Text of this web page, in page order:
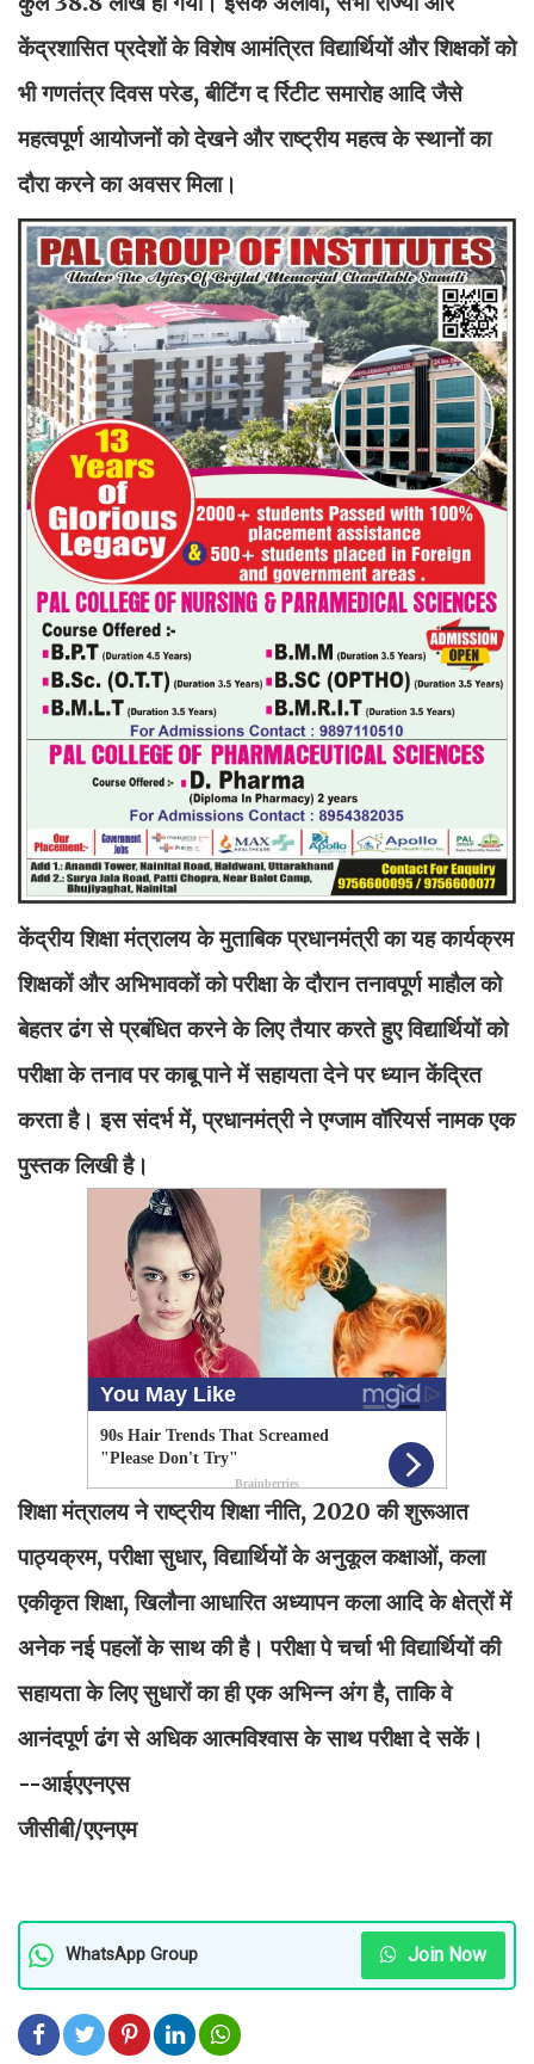
केंद्रशासित प्रदेशों के विशेष आमंत्रित विद्यार्थियों और शिक्षकों को
भी गणतंत्र दिवस परेड, बीटिंग द र्रिटीट समारोह आदि जैसे
महत्वपूर्ण आयोजनों को देखने और राष्ट्रीय महत्व के स्थानों का
दौरा करने का अवसर मिला।
केंद्रीय शिक्षा मंत्रालय के मुताबिक प्रधानमंत्री का यह कार्यक्रम
शिक्षकों और अभिभावकों को परीक्षा के दौरान तनावपूर्ण माहौल को
बेहतर ढंग से प्रबंधित करने के लिए तैयार करते हुए विद्यार्थियों को
परीक्षा के तनाव पर काबू पाने में सहायता देने पर ध्यान केंद्रित
करता है। इस संदर्भ में, प्रधानमंत्री ने एग्जाम वॉरियर्स नामक एक
पुस्तक लिखी है।
शिक्षा मंत्रालय ने राष्ट्रीय शिक्षा नीति, 2020 की शुरूआत
पाठ्यक्रम, परीक्षा सुधार, विद्यार्थियों के अनुकूल कक्षाओं, कला
एकीकृत शिक्षा, खिलौना आधारित अध्यापन कला आदि के क्षेत्रों में
अनेक नई पहलों के साथ की है। परीक्षा पे चर्चा भी विद्यार्थियों की
सहायता के लिए सुधारों का ही एक अभिन्न अंग है, ताकि वे
आनंदपूर्ण ढंग से अधिक आत्मविश्वास के साथ परीक्षा दे सकें।
--आईएएनएस
जीसीबी/एएनएम
WhatsApp Group Join Now